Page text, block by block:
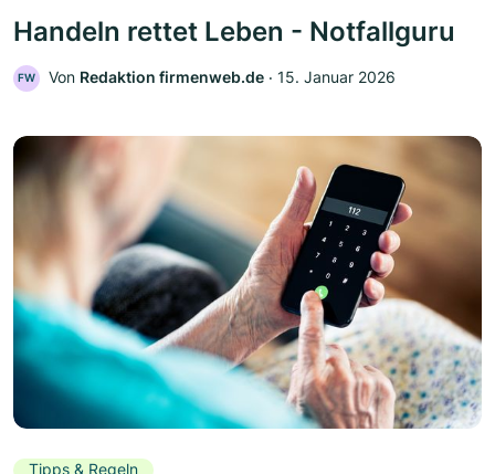
Handeln rettet Leben - Notfallguru
FW Von Redaktion firmenweb.de ‧ 15. Januar 2026
Tipps & Regeln